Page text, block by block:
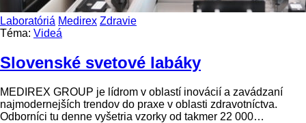
Laboratóriá Medirex Zdravie
Téma: Videá
Slovenské svetové labáky
MEDIREX GROUP je lídrom v oblastí inovácií a zavádzaní
najmodernejších trendov do praxe v oblasti zdravotníctva.
Odborníci tu denne vyšetria vzorky od takmer 22 000…